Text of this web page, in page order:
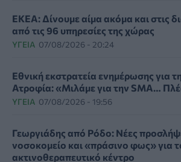
ΕΚΕΑ: Δίνουμε αίμα ακόμα και στις
από τις 96 υπηρεσίες της χώρας
ΥΓΕΊΑ 07/08/2026 - 20:24
Εθνική εκστρατεία ενημέρωσης για
Ατροφία: «Μιλάμε για την SMA…
ΥΓΕΊΑ 07/08/2026 - 19:56
Γεωργιάδης από Ρόδο: Νέες
νοσοκομείο και «πράσινο φως» για
ακτινοθεραπευτικό κέντρο